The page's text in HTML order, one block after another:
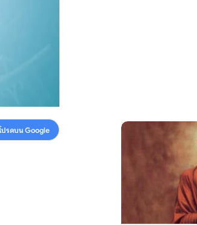
ปรดบน Google